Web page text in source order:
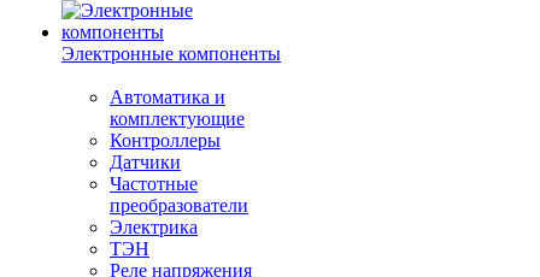
Электронные компоненты
Автоматика и
комплектующие
Контроллеры
Датчики
Частотные
преобразователи
Электрика
ТЭН
Реле напряжения